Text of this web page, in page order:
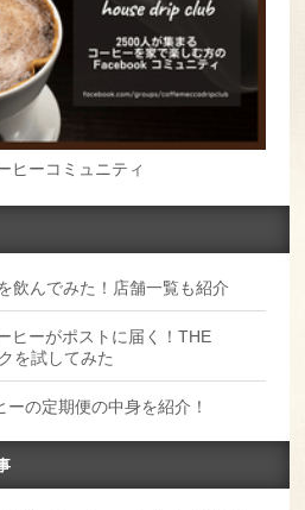
ヒーコミュニティ
飲んでみた！店舗一覧も紹介
ヒーがポストに届く！THE
を試してみた
の定期便の中身を紹介！